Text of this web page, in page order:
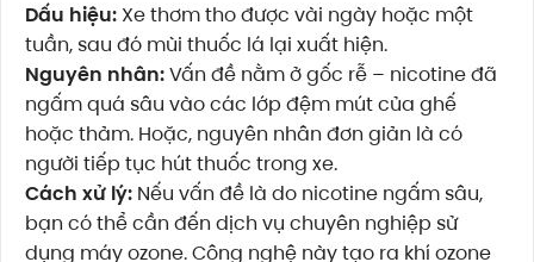
Dấu hiệu: Xe thơm tho được vài ngày hoặc một
tuần, sau đó mùi thuốc lá lại xuất hiện.
Nguyên nhân:Vấn đề nằm ở gốc rễ – nicotine đã
ngấm quá sâu vào các lớp đệm mút của ghế
hoặc thảm. Hoặc, nguyên nhân đơn giản là có
người tiếp tục hút thuốc trong xe.
Cách xử lý: Nếu vấn đề là do nicotine ngấm sâu,
bạn có thể cần đến dịch vụ chuyên nghiệp sử
dụng máy ozone. Công nghệ này tạo ra khí ozone